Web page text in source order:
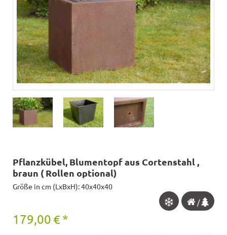
Pflanzkübel, Blumentopf aus Cortenstahl ,
braun ( Rollen optional)
Größe in cm (LxBxH): 40x40x40
/
179,00 € *